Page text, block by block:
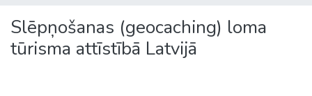
Slēpņošanas (geocaching) loma
tūrisma attīstībā Latvijā